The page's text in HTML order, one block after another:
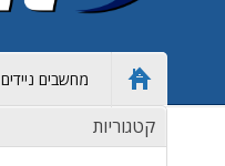
Home
Page
מחשבים ניידים
קטגוריות